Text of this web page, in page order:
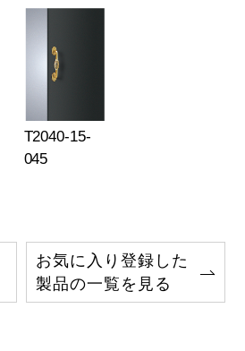
T2040-15-
045
お気に入り登録した
製品の一覧を見る